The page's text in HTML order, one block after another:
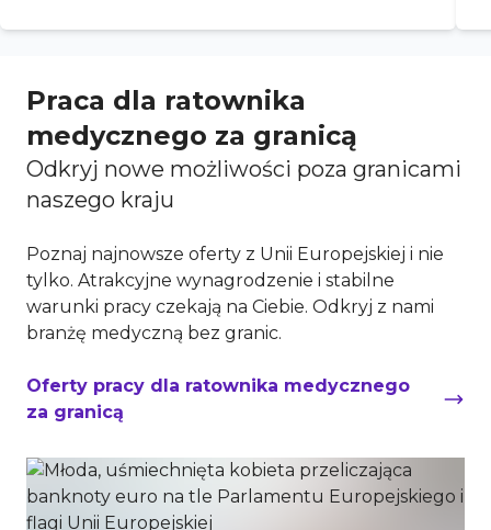
Praca dla ratownika
medycznego za granicą
Odkryj nowe możliwości poza granicami
naszego kraju
Poznaj najnowsze oferty z Unii Europejskiej i nie
tylko. Atrakcyjne wynagrodzenie i stabilne
warunki pracy czekają na Ciebie. Odkryj z nami
branżę medyczną bez granic.
Oferty pracy dla ratownika medycznego
za granicą